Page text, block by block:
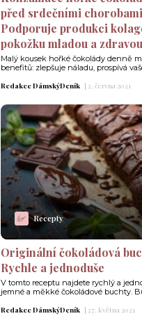
před srdečními
Podporuje produkci
pokožku mladou a zdravou
Malý kousek hořké čokolády denně
benefitů: zlepšuje náladu, prospívá
Redakce DámskýDeník | 2. června 2021
Recepty
Originální čokoládová
Rychle a jednoduše
V tomto receptu najdete rychlý a
jemné a měkké čokoládové buchty.
Redakce DámskýDeník | 27. května 2021